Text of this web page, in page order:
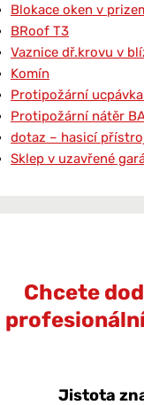
Blokace oken v
BRoof T3
Vaznice dř.krovu v
Komín
Protipožární
Protipožární nátěr
dotaz – hasicí
Sklep v uzavřené
Chcete
Jistota